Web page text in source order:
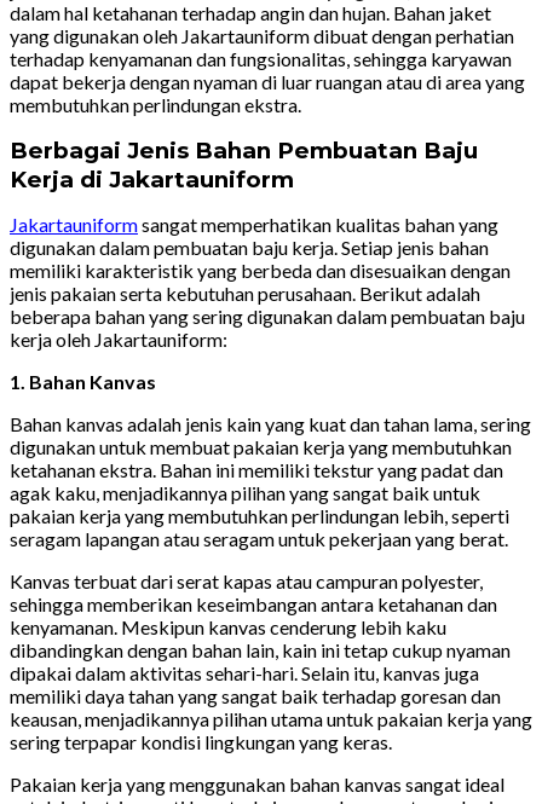
dalam hal ketahanan terhadap angin dan hujan. Bahan jaket
yang digunakan oleh Jakartauniform dibuat dengan perhatian
terhadap kenyamanan dan fungsionalitas, sehingga karyawan
dapat bekerja dengan nyaman di luar ruangan atau di area yang
membutuhkan perlindungan ekstra.
Berbagai Jenis Bahan Pembuatan Baju
Kerja di Jakartauniform
Jakartauniformsangat memperhatikan kualitas bahan yang
digunakan dalam pembuatan baju kerja. Setiap jenis bahan
memiliki karakteristik yang berbeda dan disesuaikan dengan
jenis pakaian serta kebutuhan perusahaan. Berikut adalah
beberapa bahan yang sering digunakan dalam pembuatan baju
kerja oleh Jakartauniform:
1. Bahan Kanvas
Bahan kanvas adalah jenis kain yang kuat dan tahan lama, sering
digunakan untuk membuat pakaian kerja yang membutuhkan
ketahanan ekstra. Bahan ini memiliki tekstur yang padat dan
agak kaku, menjadikannya pilihan yang sangat baik untuk
pakaian kerja yang membutuhkan perlindungan lebih, seperti
seragam lapangan atau seragam untuk pekerjaan yang berat.
Kanvas terbuat dari serat kapas atau campuran polyester,
sehingga memberikan keseimbangan antara ketahanan dan
kenyamanan. Meskipun kanvas cenderung lebih kaku
dibandingkan dengan bahan lain, kain ini tetap cukup nyaman
dipakai dalam aktivitas sehari-hari. Selain itu, kanvas juga
memiliki daya tahan yang sangat baik terhadap goresan dan
keausan, menjadikannya pilihan utama untuk pakaian kerja yang
sering terpapar kondisi lingkungan yang keras.
Pakaian kerja yang menggunakan bahan kanvas sangat ideal